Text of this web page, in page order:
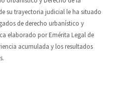
su trayectoria judicial le ha situado
de derecho urbanístico y
elaborado por Emérita Legal de
acumulada y los resultados